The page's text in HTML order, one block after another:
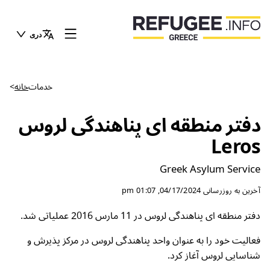
دری
خانه> خدمات
دفتر منطقه ای پناهندگی لروس
Leros
Greek Asylum Service
آخرین به روزرسانی04/17/2024, 01:07 pm
دفتر منطقه ای پناهندگی لروس در 11 مارس 2016 عملیاتی شد.
فعالیت خود را به عنوان واحد پناهندگی لروس در مرکز پذیرش و
شناسایی لروس آغاز کرد.